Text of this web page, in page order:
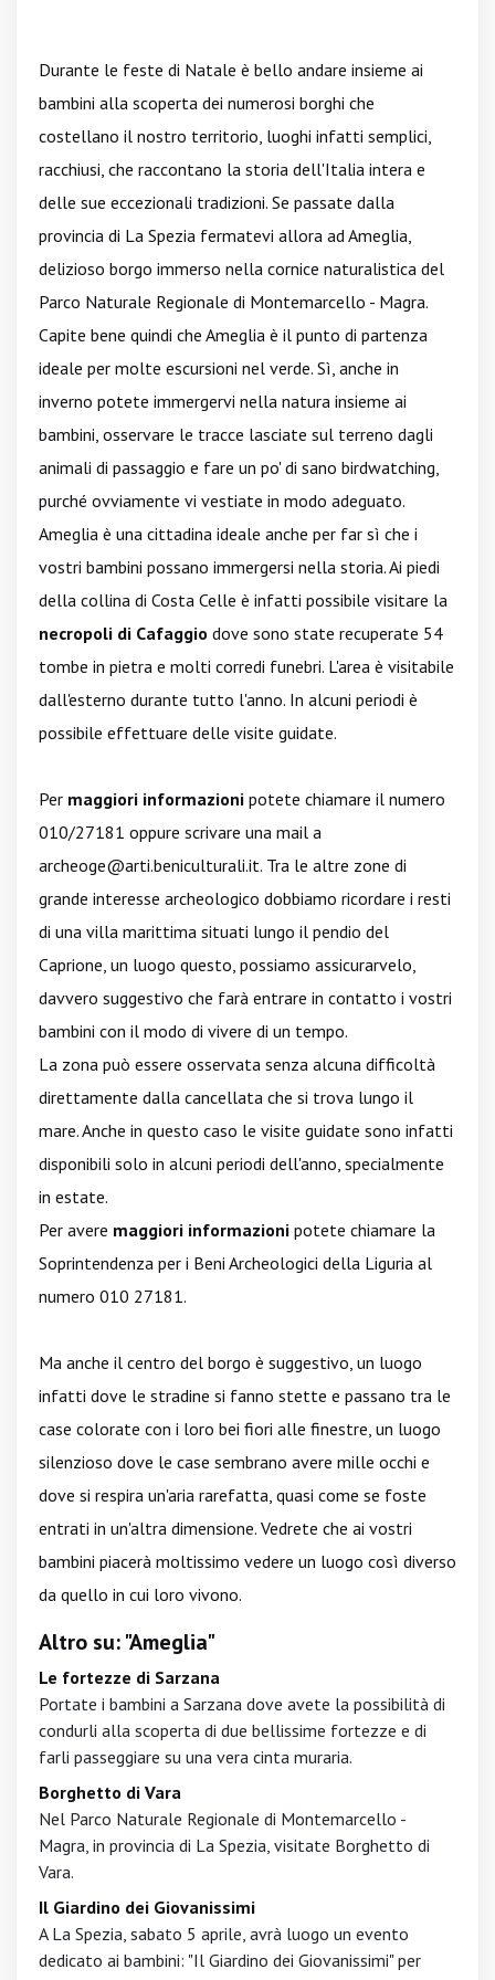
Durante le feste di Natale è bello andare insieme ai
bambini alla scoperta dei numerosi borghi che
costellano il nostro territorio, luoghi infatti semplici,
racchiusi, che raccontano la storia dell'Italia intera e
delle sue eccezionali tradizioni. Se passate dalla
provincia di La Spezia fermatevi allora ad Ameglia,
delizioso borgo immerso nella cornice naturalistica del
Parco Naturale Regionale di Montemarcello - Magra.
Capite bene quindi che Ameglia è il punto di partenza
ideale per molte escursioni nel verde. Sì, anche in
inverno potete immergervi nella natura insieme ai
bambini, osservare le tracce lasciate sul terreno dagli
animali di passaggio e fare un po' di sano birdwatching,
purché ovviamente vi vestiate in modo adeguato.
Ameglia è una cittadina ideale anche per far sì che i
vostri bambini possano immergersi nella storia. Ai piedi
della collina di Costa Celle è infatti possibile visitare la
necropoli di Cafaggio dove sono state recuperate 54
tombe in pietra e molti corredi funebri. L'area è visitabile
dall'esterno durante tutto l'anno. In alcuni periodi è
possibile effettuare delle visite guidate.
Per maggiori informazioni potete chiamare il numero
010/27181 oppure scrivare una mail a
archeoge@arti.beniculturali.it. Tra le altre zone di
grande interesse archeologico dobbiamo ricordare i resti
di una villa marittima situati lungo il pendio del
Caprione, un luogo questo, possiamo assicurarvelo,
davvero suggestivo che farà entrare in contatto i vostri
bambini con il modo di vivere di un tempo.
La zona può essere osservata senza alcuna difficoltà
direttamente dalla cancellata che si trova lungo il
mare. Anche in questo caso le visite guidate sono infatti
disponibili solo in alcuni periodi dell'anno, specialmente
in estate.
Per avere maggiori informazioni potete chiamare la
Soprintendenza per i Beni Archeologici della Liguria al
numero 010 27181.
Ma anche il centro del borgo è suggestivo, un luogo
infatti dove le stradine si fanno stette e passano tra le
case colorate con i loro bei fiori alle finestre, un luogo
silenzioso dove le case sembrano avere mille occhi e
dove si respira un'aria rarefatta, quasi come se foste
entrati in un'altra dimensione. Vedrete che ai vostri
bambini piacerà moltissimo vedere un luogo così diverso
da quello in cui loro vivono.
Altro su: "Ameglia"
Le fortezze di Sarzana
Portate i bambini a Sarzana dove avete la possibilità di
condurli alla scoperta di due bellissime fortezze e di
farli passeggiare su una vera cinta muraria.
Borghetto di Vara
Nel Parco Naturale Regionale di Montemarcello -
Magra, in provincia di La Spezia, visitate Borghetto di
Vara.
Il Giardino dei Giovanissimi
A La Spezia, sabato 5 aprile, avrà luogo un evento
dedicato ai bambini: "Il Giardino dei Giovanissimi" per